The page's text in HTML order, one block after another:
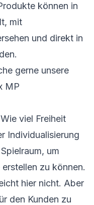
können in
mit
und direkt in
gerne unsere
MP
Wie viel Freiheit
Individualisierung
um
zu können.
hier nicht. Aber
den Kunden zu